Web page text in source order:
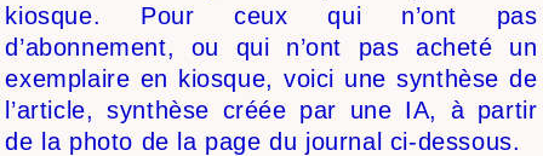
kiosque. Pour ceux qui n’ont pas
d’abonnement, ou qui n’ont pas acheté un
exemplaire en kiosque, voici une synthèse de
l’article, synthèse créée par une IA, à partir
de la photo de la page du journal ci-dessous.